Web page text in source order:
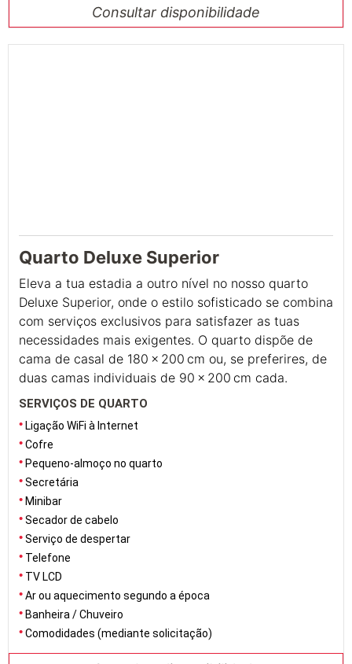
Consultar disponibilidade
Quarto Deluxe Superior
Eleva a tua estadia a outro nível no nosso quarto
Deluxe Superior, onde o estilo sofisticado se combina
com serviços exclusivos para satisfazer as tuas
necessidades mais exigentes. O quarto dispõe de
cama de casal de 180 × 200 cm ou, se preferires, de
duas camas individuais de 90 × 200 cm cada.
SERVIÇOS DE QUARTO
Ligação WiFi à Internet
Cofre
Pequeno-almoço no quarto
Secretária
Minibar
Secador de cabelo
Serviço de despertar
Telefone
TV LCD
Ar ou aquecimento segundo a época
Banheira / Chuveiro
Comodidades (mediante solicitação)